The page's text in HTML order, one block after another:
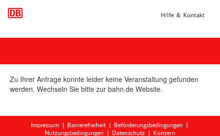
Hilfe & Kontakt
Zu Ihrer Anfrage konnte leider keine Veranstaltung gefunden
werden. Wechseln Sie bitte zur bahn.de Website.
Impressum Barrierefreiheit
Beförderungsbedingungen
Nutzungsbedingungen
Datenschutz Konzern